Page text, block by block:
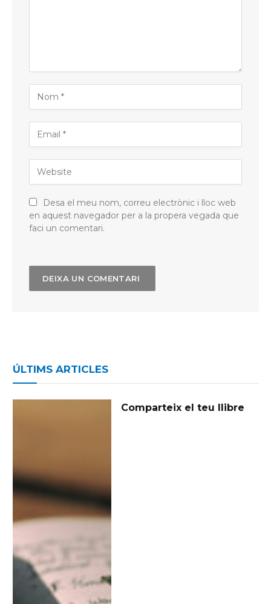
Desa el meu nom, correu electrònic i lloc web
en aquest navegador per a la propera vegada que
faci un comentari.
ÚLTIMS ARTICLES
Comparteix el teu llibre